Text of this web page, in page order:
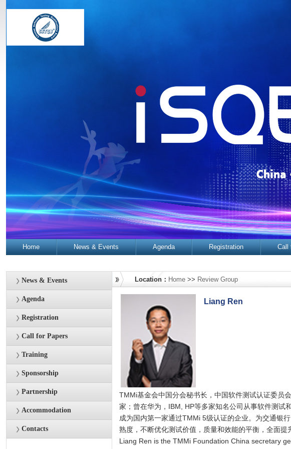
Home News & Events Agenda Registration Call
News & Events
Agenda
Registration
Call for Papers
Training
Sponsorship
Partnership
Accommodation
Contacts
Location： Home >> Review Group
Liang Ren
TMMi基金会中国分会秘书长，中国软件测试认证委员
家；曾在华为，IBM, HP等多家知名公司从事软件测试
成为国内第一家通过TMMi 5级认证的企业。为交通银
熟度，不断优化测试价值，质量和效能的平衡，全面
Liang Ren is the TMMi Foundation China secretary